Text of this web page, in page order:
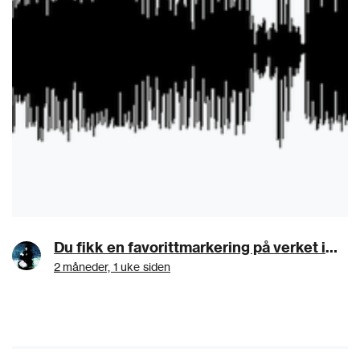
Du fikk en favorittmarkering på verket ingerms:Sheep -demo
2 måneder, 1 uke siden